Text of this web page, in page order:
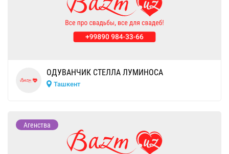
ОДУВАНЧИК СТЕЛЛА ЛУМИНОСА
Ташкент
Агенства